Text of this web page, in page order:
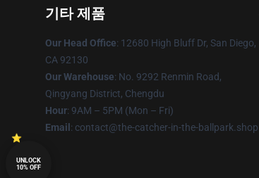
기타 제품
Our Head Office: 12680 High Bluff Dr, San Diego,
CA 92130
Our Warehouse: No. 9292 Renmin Road,
Qingyang District, Chengdu
Hour: 9AM – 5PM (Mon – Fri)
Email : contact@the-catcher-in-the-ballpark.shop
UNLOCK
10% OFF